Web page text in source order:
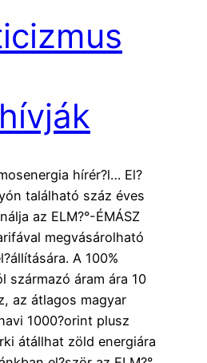
hírér?l… El?
található száz éves
az ELM?°-ÉMÁSZ
megvásárolható
A 100%
származó áram ára 10
az átlagos magyar
1000?orint plusz
átállhat zöld energiára